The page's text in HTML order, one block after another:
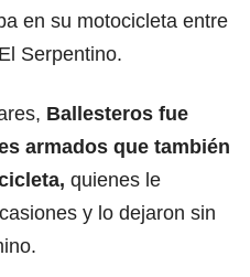
en su motocicleta entre
Serpentino.
Ballesteros fue
armados que también
quienes le
y lo dejaron sin